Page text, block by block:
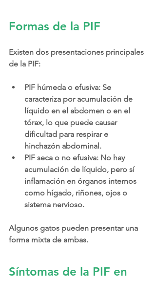
Formas de la PIF
Existen dos presentaciones principales
de la PIF:
PIF húmeda o efusiva: Se
caracteriza por acumulación de
líquido en el abdomen o en el
tórax, lo que puede causar
dificultad para respirar e
hinchazón abdominal.
PIF seca o no efusiva: No hay
acumulación de líquido, pero sí
inflamación en órganos internos
como hígado, riñones, ojos o
sistema nervioso.
Algunos gatos pueden presentar una
forma mixta de ambas.
Síntomas de la PIF en